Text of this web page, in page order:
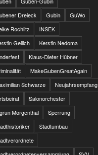
Dreieck
Gubin
GuWo
Rochlitz
INSEK
Geilich
Kerstin Nedoma
Klaus-Dieter Hübner
MakeGubenGreatAgain
Schwarze
Neujahrsempfang
Salonorchester
Morgenthal
Sperrung
Stadtumbau